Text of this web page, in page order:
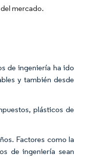
mercado.
de ingeniería ha ido
y también desde
plásticos de
Factores como la
de ingeniería sean